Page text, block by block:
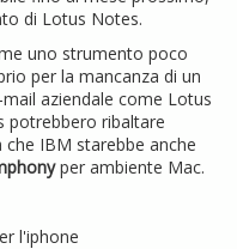
di Lotus Notes.
uno strumento poco
per la mancanza di un
aziendale come Lotus
potrebbero ribaltare
IBM starebbe anche
per ambiente Mac.
l'iphone